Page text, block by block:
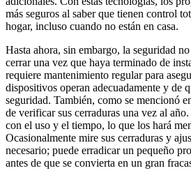
más seguros al saber que tienen control
hogar, incluso cuando no están en casa.
Hasta ahora, sin embargo, la seguridad
cerrar una vez que haya terminado de
requiere mantenimiento regular para
dispositivos operan adecuadamente y de
seguridad. También, como se mencionó
de verificar sus cerraduras una vez al año.
con el uso y el tiempo, lo que los hará
Ocasionalmente mire sus cerraduras y
necesario; puede erradicar un pequeño
antes de que se convierta en un gran